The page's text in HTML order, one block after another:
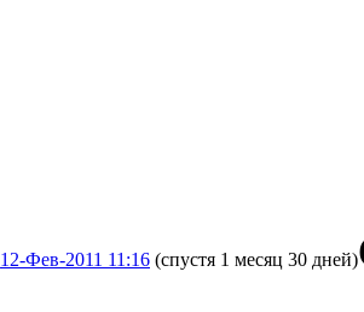
12-Фев-2011 11:16 (спустя 1 месяц 30 дней)